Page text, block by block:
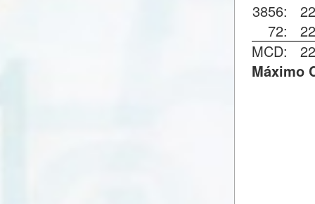
3856:2
72:2
MCD:2
Máximo